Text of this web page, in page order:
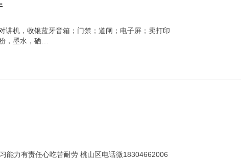
讲机，收银蓝牙音箱；门禁；道闸；电子屏；卖打印
，墨水，硒…
能力有责任心吃苦耐劳 桃山区电话微18304662006